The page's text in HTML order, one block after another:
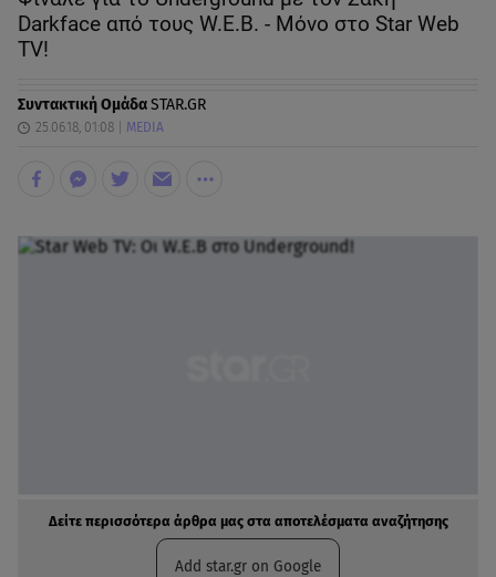
Darkface από τους W.E.B. - Μόνο στο Star Web
TV!
Συντακτική ΟμάδαSTAR.GR
25.06.18, 01:08 MEDIA
Δείτε περισσότερα άρθρα μας στα αποτελέσματα αναζήτησης
Add star.gr on Google